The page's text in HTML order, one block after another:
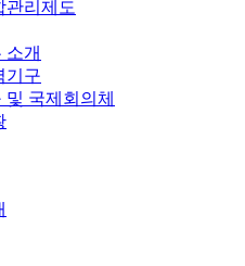
관리제도
소개
기구
국제회의체